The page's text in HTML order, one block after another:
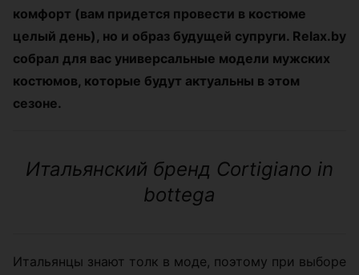
комфорт (вам придется провести в костюме
целый день), но и образ будущей супруги. Relax.by
собрал для вас универсальные модели мужских
костюмов, которые будут актуальны в этом
сезоне.
Итальянский бренд Cortigiano in
bottega
Итальянцы знают толк в моде, поэтому при выборе